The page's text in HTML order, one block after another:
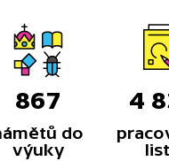
867
do
výuky
4